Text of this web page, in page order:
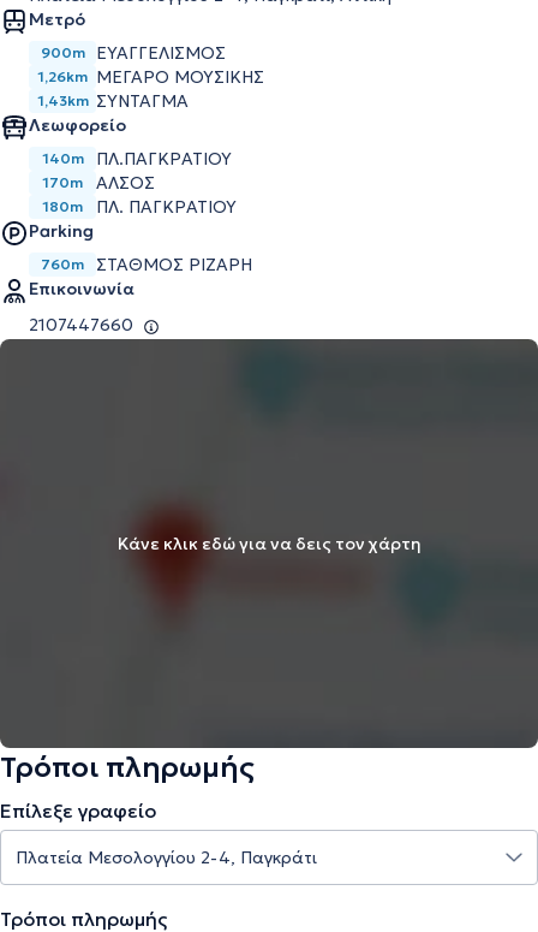
Μετρό
900m ΕΥΑΓΓΕΛΙΣΜΌΣ
1,26km ΜΈΓΑΡΟ ΜΟΥΣΙΚΉΣ
1,43km ΣΎΝΤΑΓΜΑ
Λεωφορείο
140m ΠΛ.ΠΑΓΚΡΑΤΙΟΥ
170m ΑΛΣΟΣ
180m
ΠΛ. ΠΑΓΚΡΑΤΙΟΥ
Parking
760m
ΣΤΑΘΜΌΣ ΡΙΖΆΡΗ
Επικοινωνία
2107447660
Κάνε κλικ εδώ για να δεις τον χάρτη
Τρόποι πληρωμής
Επίλεξε γραφείο
Τρόποι πληρωμής